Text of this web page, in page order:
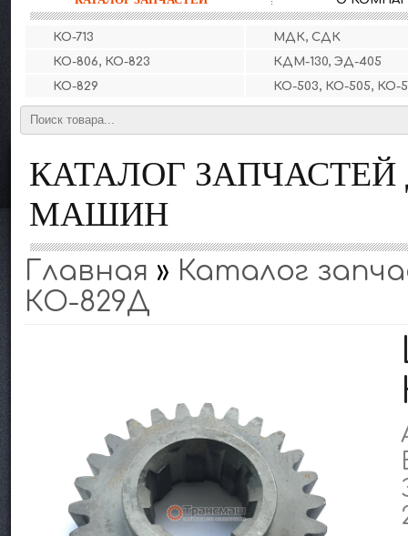
КО-713
МДК, СДК
КО-806, КО-823
КДМ-130, ЭД-405
КО-829
КО-503, КО-505, КО-
КАТАЛОГ
МАШИН
Главная » Каталог
КО-829Д